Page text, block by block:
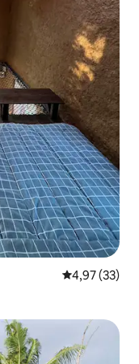
Prosječna
4,97 (33)